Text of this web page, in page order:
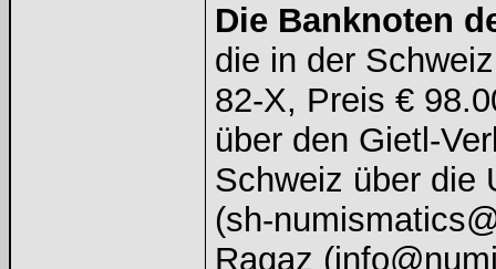
Die Banknoten
die in der
82-X, Preis €
über den Gietl-
Schweiz über die
(sh-
Ragaz